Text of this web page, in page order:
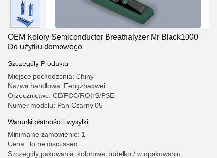
OEM Kolory Semiconductor Breathalyzer Mr Black1000
Do użytku domowego
Szczegóły Produktu
Miejsce pochodzenia: Chiny
Nazwa handlowa: Fengzhaowei
Orzecznictwo: CE/FCC/ROHS/PSE
Numer modelu: Pan Czarny 05
Warunki płatności i wysyłki
Minimalne zamówienie: 1
Cena: To be discussed
Szczegóły pakowania: kolorowe pudełko / w opakowaniu